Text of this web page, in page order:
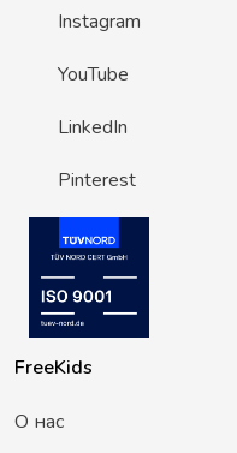
Instagram
YouTube
LinkedIn
Pinterest
FreeKids
О нас